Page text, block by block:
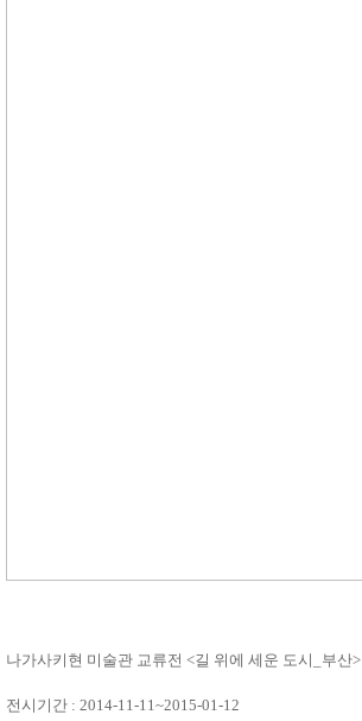
나가사키현 미술관 교류전 <길 위에 세운 도시_부산>
전시기간 : 2014-11-11~2015-01-12